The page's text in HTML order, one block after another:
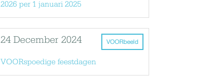
2026 per 1 januari 2025
VOORbeeld
24 December 2024
VOORspoedige feestdagen